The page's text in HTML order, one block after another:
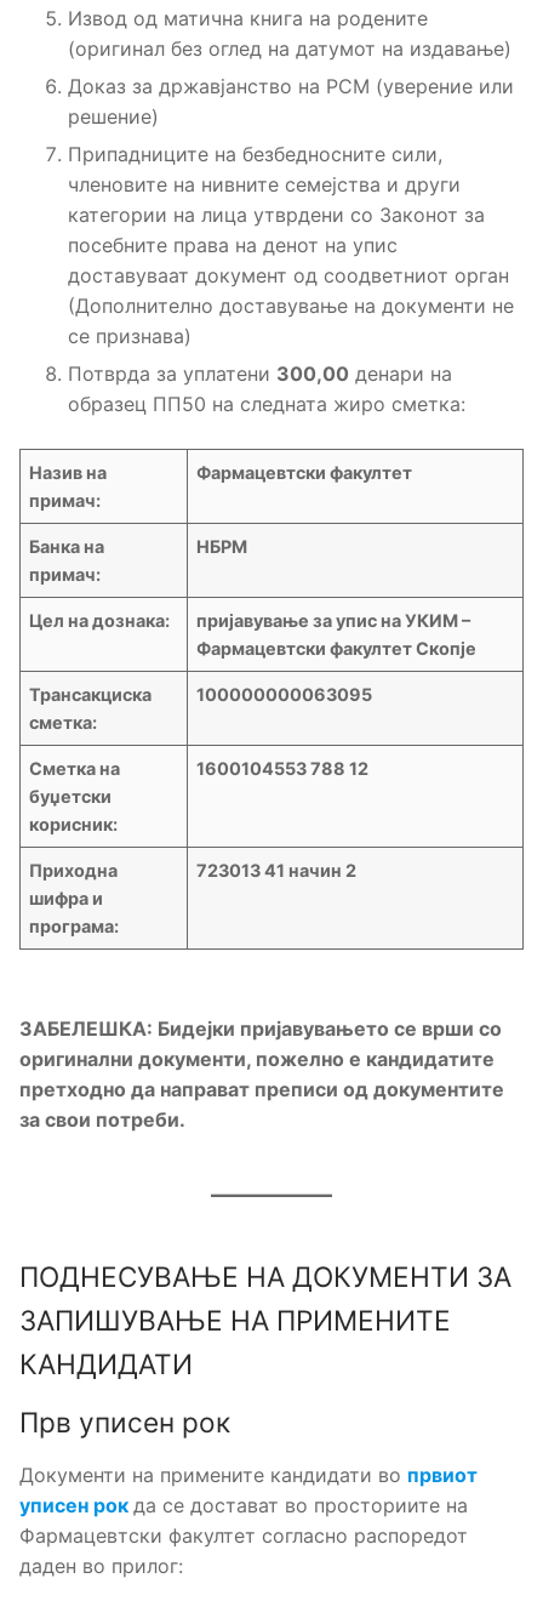
Извод од матична книга на родените
(оригинал без оглед на датумот на издавање)
Доказ за државјанство на РСМ (уверение или
решение)
Припадниците на безбедносните сили,
членовите на нивните семејства и други
категории на лица утврдени со Законот за
посебните права на денот на упис
доставуваат документ од соодветниот орган
(Дополнително доставување на документи не
се признава)
Потврда за уплатени 300,00 денари на
образец ПП50 на следната жиро сметка:
Назив на
примач:
Фармацевтски факултет
Банка на
примач:
НБРМ
Цел на дознака:
пријавување за упис на УКИМ –
Фармацевтски факултет Скопје
Трансакциска
сметка:
100000000063095
Сметка на
буџетски
корисник:
1600104553 788 12
Приходна
шифра и
програма:
723013 41 начин 2
ЗАБЕЛЕШКА: Бидејки пријавувањето се врши со
оригинални документи, пожелно е кандидатите
претходно да направат преписи од документите
за свои потреби.
ПОДНЕСУВАЊЕ НА ДОКУМЕНТИ ЗА
ЗАПИШУВАЊЕ НА ПРИМЕНИТЕ
КАНДИДАТИ
Прв уписен рок
Документи на примените кандидати во првиот
уписен рок да се достават во просториите на
Фармацевтски факултет согласно распоредот
даден во прилог: